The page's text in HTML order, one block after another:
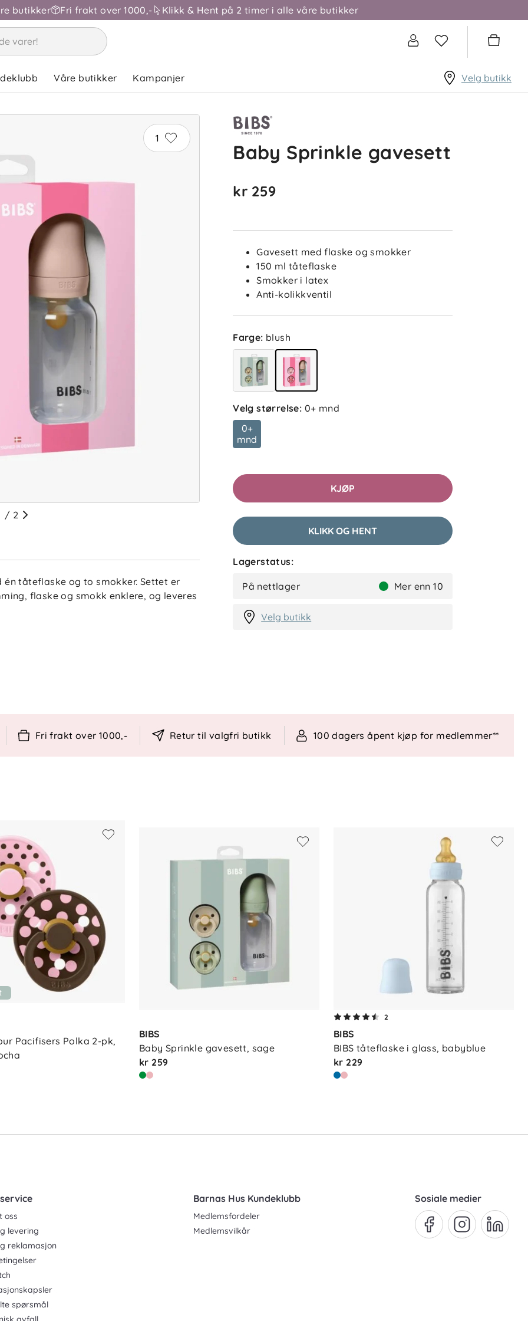
butikker Fri frakt over 1000,- Klikk & Hent på 2 timer i alle våre butikker
Våre butikker Kampanjer Velg butikk
1
/ 2
tåteflaske og to smokker. Settet er
flaske og smokk enklere, og leveres
og naturlig sugedel - Fleksibel latex
i 5 minutter før første bruk - Sterilisering
100 °C ved sterilisering av
tildekket under sterilisering - Tåler
og flaskesmokk - Steriliser smokker
- Naturgummilateks bør rengjøres
Baby Sprinkle gavesett
kr 259
Gavesett med flaske og smokker
150 ml tåteflaske
Smokker i latex
Anti-kolikkventil
Farge: blush
Velg størrelse: 0+ mnd
0+
mnd
KJØP
KLIKK OG HENT
Lagerstatus:
På nettlager Mer enn 10
Velg butikk
Fri frakt over 1000,- Retur til valgfri butikk 100 dagers åpent kjøp for medlemmer**
Pacifisers Polka 2-pk,
BIBS
Baby Sprinkle gavesett, sage
kr 259
2
BIBS
BIBS tåteflaske i glass, babyblue
kr 229
oss
levering
reklamasjon
spørsmål
Barnas Hus Kundeklubb
Medlemsfordeler
Medlemsvilkår
Sosiale medier